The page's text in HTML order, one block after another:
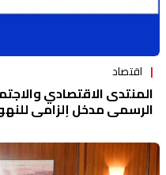
اقتصاد
المنتدى الاقتصادي
الرسمي مدخل إلزامي